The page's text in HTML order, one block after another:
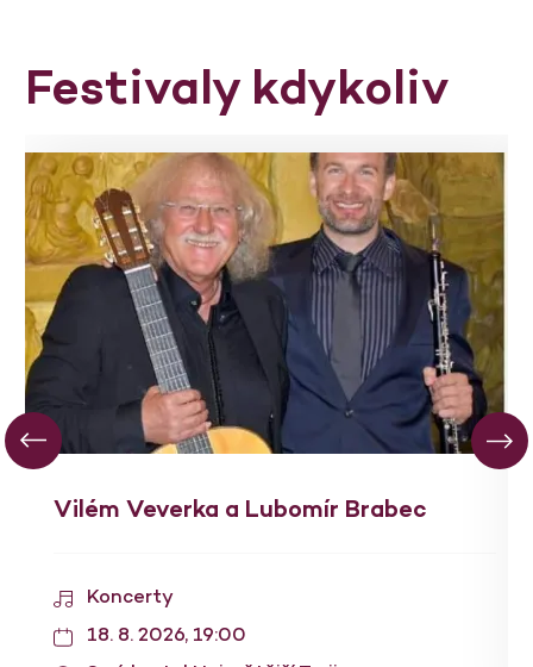
Festivaly kdykoliv
Vilém Veverka a Lubomír Brabec
Koncerty
18. 8. 2026, 19:00